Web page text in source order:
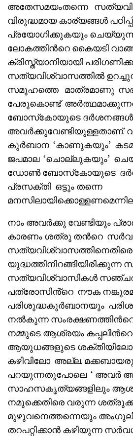
അതേസമയംതന്നെ
വിരുദ്ധമായ കാര്യങ്ങൾ
പ്രയോഗിക്കുകയും
ലോകത്തിൻറെ കൈയടി
ക്രിസ്ത്യാനിയായി
സത്യവിശ്വാസത്തിൽ
സമൂഹത്തെ മാത്രമാണു
പേരുകൊണ്ട്
ബോസ്‌കോയുടെ ദർശനങ്ങൾ
അവർക്കുവേണ്ടിയുള്ളതാണ്.
കുർബാന ‘കാണുകയും’ കടമ
ജപമാല ‘ചൊല്ലുകയും’
ഡോൺ ബോസ്‌കോയുടെ
പ്രസക്തി ഒട്ടും തന്നെ
നാം അവർക്കു വേണ്ടിയും
കാരണം ശത്രു തൻറെ
സത്യവിശ്വാസത്തിനെതിരെ
യുദ്ധത്തിനിറങ്ങിയിരിക്കുന്ന
സത്യവിശ്വാസികൾ
പത്രോസിൻ്റെ നൗക
പരിശുദ്ധകുർബാനയും
നൽകുന്ന
നമ്മുടെ ആശ്രയം
ആയുധങ്ങളുടെ ശക്തിയിലോ
കഴിവിലോ അല്ല.
പറയുന്നതുപോലെ ‘ അവർ
സാഹസകൃത്യങ്ങളിലും
നമുക്കെതിരെ വരുന്ന
മുഴുവനെത്തന്നെയും
തറപറ്റിക്കാൻ കഴിയുന്ന